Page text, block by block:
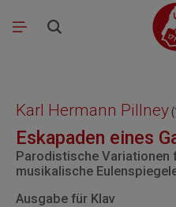
Zum Hauptinhalt springen
Karl Hermann Pillney
Eskapaden eines
Parodistische Variationen
musikalische
Ausgabe für Klav